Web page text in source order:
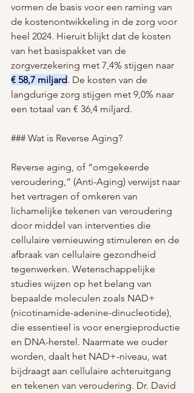
vormen de basis voor een raming van
de kostenontwikkeling in de zorg voor
heel 2024. Hieruit blijkt dat de kosten
van het basispakket van de
zorgverzekering met 7,4% stijgen naar
€ 58,7 miljard. De kosten van de
langdurige zorg stijgen met 9,0% naar
een totaal van € 36,4 miljard.
### Wat is Reverse Aging?
Reverse aging, of “omgekeerde
veroudering,” (Anti-Aging) verwijst naar
het vertragen of omkeren van
lichamelijke tekenen van veroudering
door middel van interventies die
cellulaire vernieuwing stimuleren en de
afbraak van cellulaire gezondheid
tegenwerken. Wetenschappelijke
studies wijzen op het belang van
bepaalde moleculen zoals NAD+
(nicotinamide-adenine-dinucleotide),
die essentieel is voor energieproductie
en DNA-herstel. Naarmate we ouder
worden, daalt het NAD+-niveau, wat
bijdraagt aan cellulaire achteruitgang
en tekenen van veroudering. Dr. David